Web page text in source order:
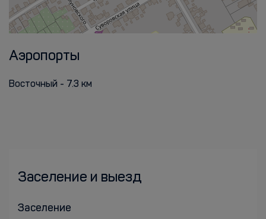
Аэропорты
Восточный - 7.3 км
Заселение и выезд
Заселение